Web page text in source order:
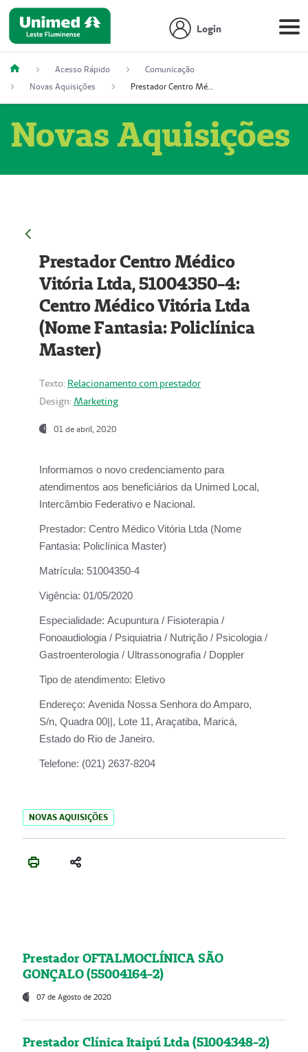
Login
Acesso Rápido
Comunicação
Novas Aquisições
Prestador Centro Médico Vitória Ltda, 51004350-4: Centro Médico Vitória Ltda (Nome Fantasia: Policlínica Master)
Novas Aquisições
Prestador Centro Médico
Vitória Ltda, 51004350-4:
Centro Médico Vitória Ltda
(Nome Fantasia: Policlínica
Master)
Texto: Relacionamento com prestador
Design: Marketing
01 de abril, 2020
Informamos o novo credenciamento para
atendimentos aos beneficiários da Unimed Local,
Intercâmbio Federativo e Nacional.
Prestador: Centro Médico Vitória Ltda (Nome
Fantasia: Policlínica Master)
Matrícula: 51004350-4
Vigência: 01/05/2020
Especialidade: Acupuntura / Fisioterapia /
Fonoaudiologia / Psiquiatria / Nutrição / Psicologia /
Gastroenterologia / Ultrassonografia / Doppler
Tipo de atendimento: Eletivo
Endereço: Avenida Nossa Senhora do Amparo,
S/n, Quadra 00||, Lote 11, Araçatiba, Maricá,
Estado do Rio de Janeiro.
Telefone: (021) 2637-8204
NOVAS AQUISIÇÕES
Prestador OFTALMOCLÍNICA SÃO
GONÇALO (55004164-2)
07 de Agosto de 2020
Prestador Clínica Itaipú Ltda (51004348-2)